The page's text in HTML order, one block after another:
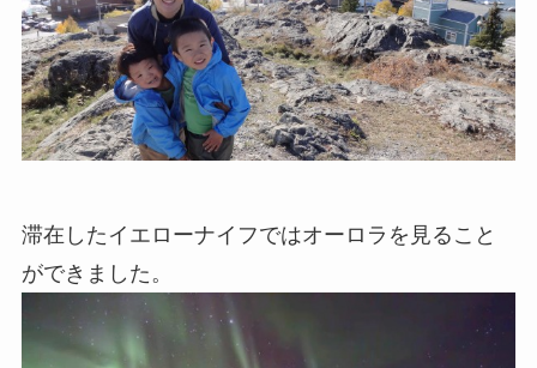
滞在したイエローナイフではオーロラを見ること
ができました。